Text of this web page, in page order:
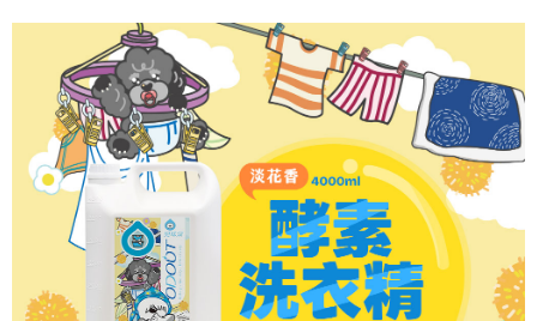
1.分期款項不併入電信帳單，「大哥付你分期」於每月結算日後寄送繳費提
2.透過簡訊連結打開帳單後，可選擇「超商條碼／台灣大直營門市／銀行轉
帳／街口支付／iPASS MONEY」等通路繳費。
【注意事項】
1.本服務係由「台灣大哥大股份有限公司」（以下簡稱本公司）所提供，讓
用戶於交易時，得透過本服務購買商品或服務，並由商店將買賣／分期付款
買賣價金債權讓與本公司後，依約使用本公司帳單繳交帳款。
2.基於同意付款使用「大哥付你分期」之契約關係目的，商店將以您的個人
資料（包含姓名、電話或地址）提供予台灣大哥大進項蒐集、處理及利用，
由本公司與您本人進行分期帳單所需資料之確認、核對及更正。
3.完整用戶服務條款，請詳閱以下連結：https://oppay.tw/userRule
【「AFTEE先享後付」結帳流程】
１．於結帳方式選擇「AFTEE先享後付」後，將跳轉至「AFTEE先享後付」
結帳頁面，進行簡訊認證並確認金額後，即可完成結帳。
２．訂單成立數日內，您將收到繳費通知簡訊。
３．收到繳費通知簡訊後14天內，點擊此簡訊中的連結，可透過四大超商／
ATM／網路銀行／等多元方式進行付款，方視為交易完成。
※ 請注意：結帳手續完成當下不需立刻繳費，但若您需要取消訂單，請聯絡
購買商品的店家。未經商家同意取消之訂單仍視為有效，需透過AFTEE先享
後付繳納相關費用。
※ 交易是否成功請以「AFTEE先享後付 」之結帳頁面顯示為準，若有關於
是否繳費成功／繳費後需取消欲退款等相關疑問，請聯繫「AFTEE先享後付
客戶支援中心」https://netprotections.freshdesk.com/support/home
【注意事項】
全家取貨付款(限重5公斤，兩包貓砂以上無法寄送)
每筆NT$80，滿NT$1,200(含以上)免運費
付款後全家取貨
每筆NT$80，滿NT$1,200(含以上)免運費
7-11取貨付款(限重5公斤，兩包貓砂以上無法寄送)
每筆NT$80，滿NT$1,200(含以上)免運費
付款後7-11取貨
每筆NT$80，滿NT$1,200(含以上)免運費